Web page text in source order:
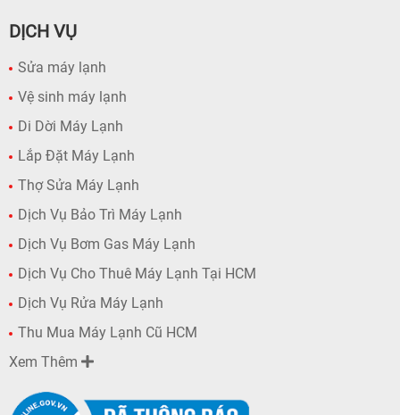
DỊCH VỤ
Sửa máy lạnh
Vệ sinh máy lạnh
Di Dời Máy Lạnh
Lắp Đặt Máy Lạnh
Thợ Sửa Máy Lạnh
Dịch Vụ Bảo Trì Máy Lạnh
Dịch Vụ Bơm Gas Máy Lạnh
Dịch Vụ Cho Thuê Máy Lạnh Tại HCM
Dịch Vụ Rửa Máy Lạnh
Thu Mua Máy Lạnh Cũ HCM
Xem Thêm